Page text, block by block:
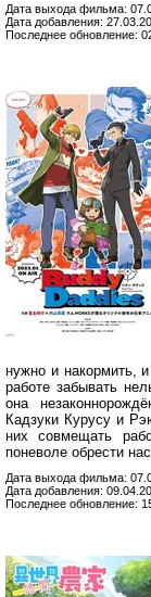
Дата выхода фильма:
Дата добавления:
Последнее обновление:
нужно и накормить,
работе забывать
она
Кадзуки Курусу и
них совмещать
поневоле обрести
Дата выхода фильма:
Дата добавления:
Последнее обновление: